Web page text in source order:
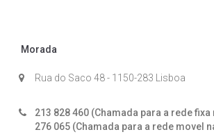
Morada
Rua do Saco 48 - 1150-283 Lisboa
213 828 460 (Chamada para a rede fixa
276 065 (Chamada para a rede movel